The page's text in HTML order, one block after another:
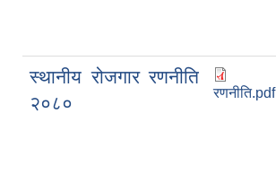
स्थानीय रोजगार रणनीति
२०८०
रणनीति.pdf